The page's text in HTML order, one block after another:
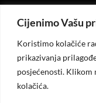
Cijenimo Vašu
Koristimo kolačiće
prikazivanja
posjećenosti. Klikom
kolačića.
Moje narudžbe